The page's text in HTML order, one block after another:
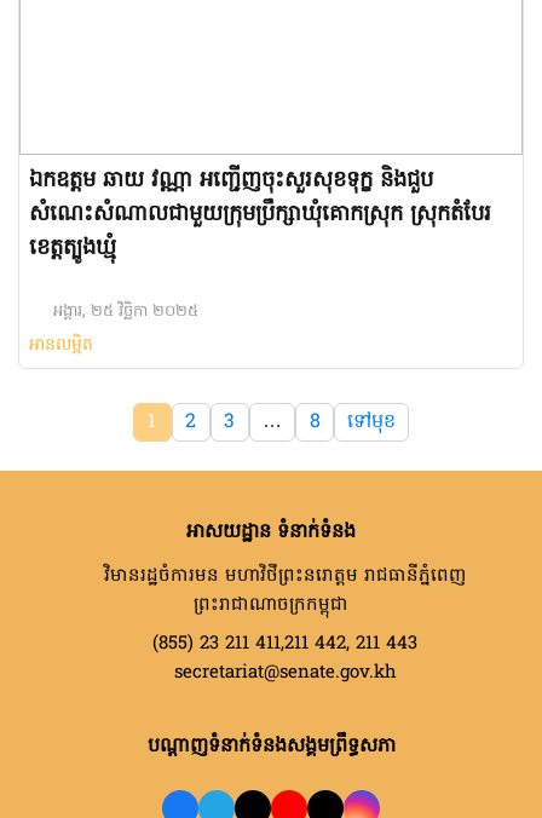
ឯកឧត្តម ឆាយ វណ្ណា អញ្ជើញចុះសួរសុខទុក្ខ និងជួប
សំណេះសំណាលជាមួយក្រុមប្រឹក្សាឃុំគោកស្រុក ស្រុកតំបែរ
ខេត្តត្បូងឃ្មុំ
អង្គារ, ២៥ វិច្ឆិកា ២០២៥
អានលម្អិត
1 2 3 … 8 ទៅមុខ
អាសយដ្ឋាន ទំនាក់ទំនង
វិមានរដ្ឋចំការមន មហាវិថីព្រះនរោត្តម រាជធានីភ្នំពេញ
ព្រះរាជាណាចក្រកម្ពុជា
(855) 23 211 411,211 442, 211 443
secretariat@senate.gov.kh
បណ្តាញទំនាក់ទំនងសង្គមព្រឹទ្ធសភា